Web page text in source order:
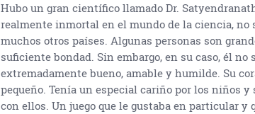
Hubo un gran científico llamado Dr.
realmente inmortal en el mundo de la ciencia, no
muchos otros países. Algunas personas son
suficiente bondad. Sin embargo, en su caso, él
extremadamente bueno, amable y humilde. Su
pequeño. Tenía un especial cariño por los niños y
con ellos. Un juego que le gustaba en particular y